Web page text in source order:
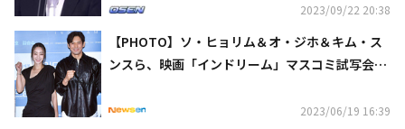
2023/09/22 20:38
【PHOTO】ソ・ヒョリム＆オ・ジホ＆キム・ス
ンスら、映画「インドリーム」マスコミ試写会に
2023/06/19 16:39